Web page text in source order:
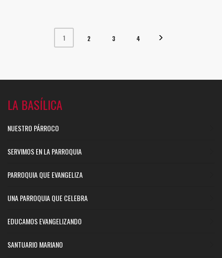
1 2 3 4
LA BASÍLICA
NUESTRO PÁRROCO
SERVIMOS EN LA PARROQUIA
PARROQUIA QUE EVANGELIZA
UNA PARROQUIA QUE CELEBRA
EDUCAMOS EVANGELIZANDO
SANTUARIO MARIANO